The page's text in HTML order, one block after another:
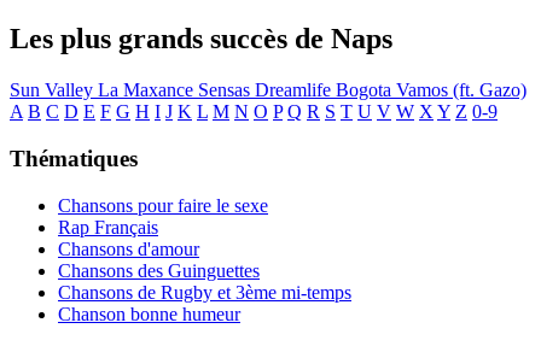
Les plus grands succès de Naps
Sun Valley La Maxance Sensas Dreamlife Bogota Vamos (ft. Gazo)
A B C D E F G H I J K L M N O P Q R S T U V W X Y Z 0-9
Thématiques
Chansons pour faire le sexe
Rap Français
Chansons d'amour
Chansons des Guinguettes
Chansons de Rugby et 3ème mi-temps
Chanson bonne humeur